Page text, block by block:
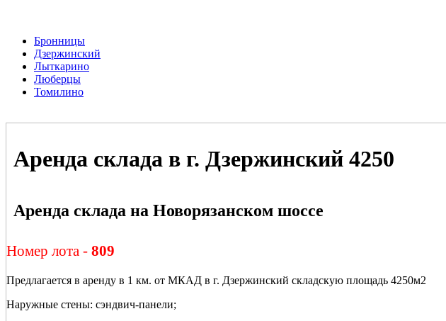
Бронницы
Дзержинский
Лыткарино
Люберцы
Томилино
Аренда склада в г. Дзержинский 4250
Аренда склада на Новорязанском шоссе
Номер лота - 809
Предлагается в аренду в 1 км. от МКАД в г. Дзержинский складскую площадь 4250м2
Наружные стены: сэндвич-панели;